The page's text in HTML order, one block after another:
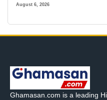
August 6, 2026
Ghamasan.com is a leading